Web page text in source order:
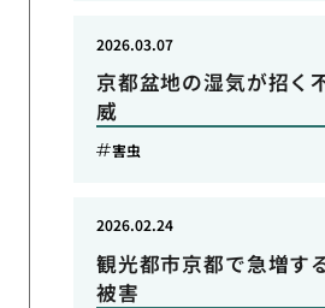
京都盆地の湿気が招く
威
2026.03.07
害虫
観光都市京都で急増す
被害
2026.02.24